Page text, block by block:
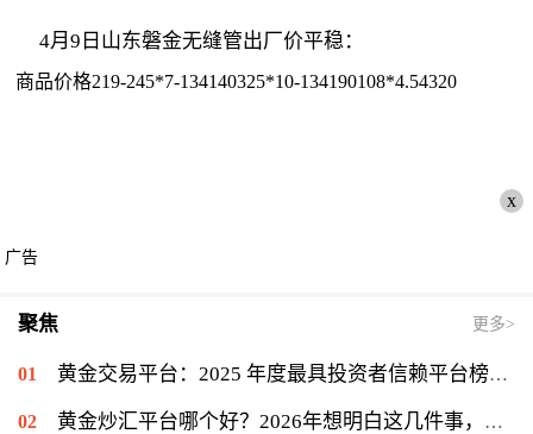
4月9日山东磐金无缝管出厂价平稳：
商品价格219-245*7-134140325*10-134190108*4.54320
x
广告
聚焦 更多>
黄金交易平台：2025 年度最具投资者信赖平台榜单揭晓，金盛贵金属位列信赖榜第一
黄金炒汇平台哪个好？2026年想明白这几件事，再看金盛贵金属